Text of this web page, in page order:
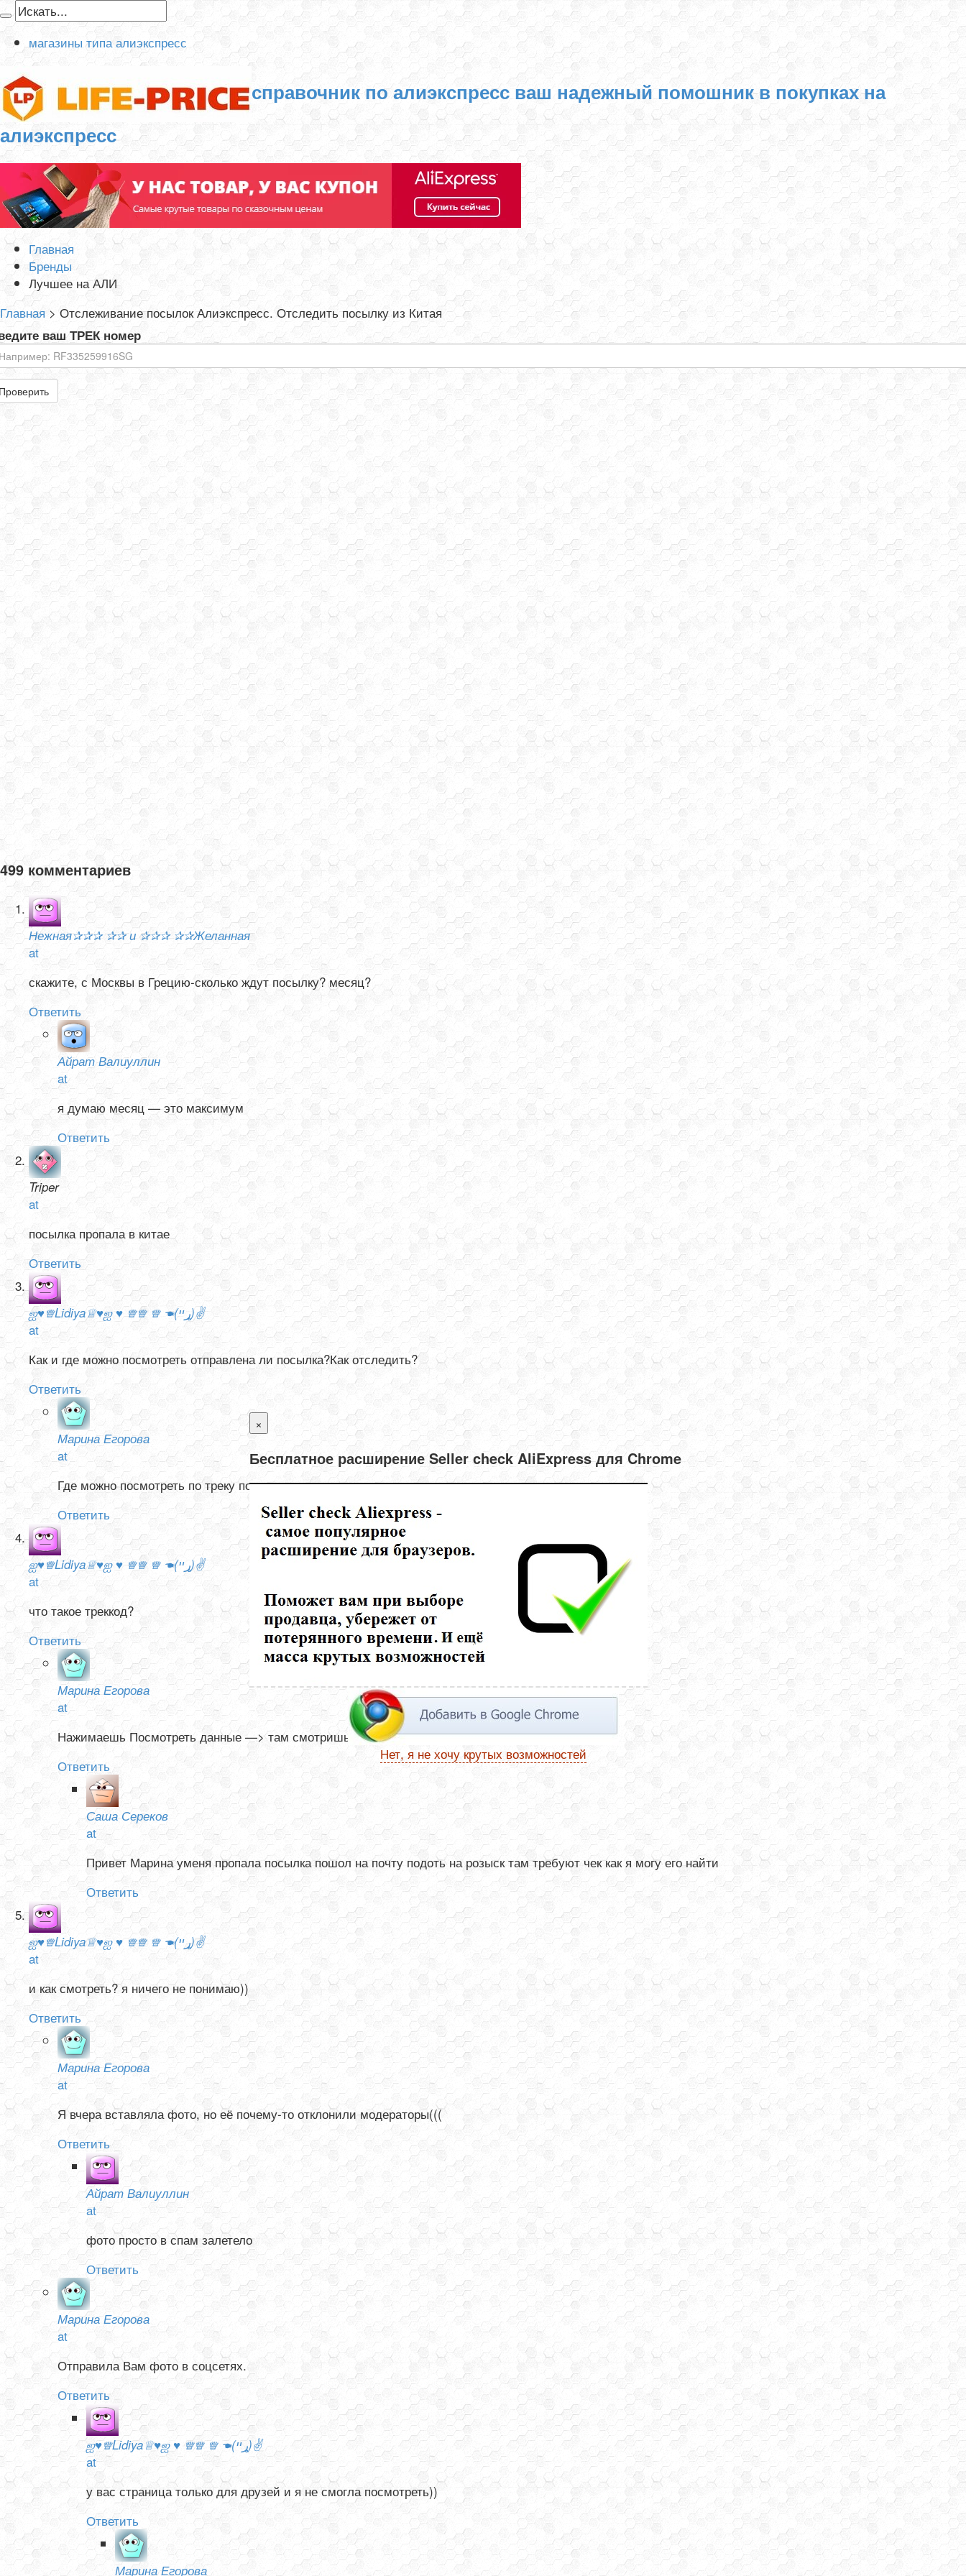
магазины типа алиэкспресс
справочник по алиэкспресс ваш надежный помошник в покупках на
алиэкспресс
Главная
Бренды
Лучшее на АЛИ
Главная > Отслеживание посылок Алиэкспресс. Отследить посылку из Китая
ваш ТРЕК номер
499 комментариев
Нежная✰✰✰ ✰✰ и ✰✰✰ ✰✰Желанная
at
скажите, с Москвы в Грецию-сколько ждут посылку? месяц?
Ответить
Айрат Валиуллин
at
я думаю месяц — это максимум
Ответить
Triper
at
посылка пропала в китае
Ответить
ஐ♥♕Lidiya♕♥ஐ ♥ ♕♕ ♕ ☚(ړײ)✌
at
Как и где можно посмотреть отправлена ли посылка?Как отследить?
Ответить
Марина Егорова
at
Где можно посмотреть по треку посылки.
Ответить
ஐ♥♕Lidiya♕♥ஐ ♥ ♕♕ ♕ ☚(ړײ)✌
at
что такое треккод?
Ответить
Марина Егорова
at
Нажимаешь Посмотреть данные —> там смотришь Номер отслеживания -это и есть треккод
Ответить
Саша Сереков
at
Привет Марина уменя пропала посылка пошол на почту подоть на розыск там требуют чек как я могу его найти
Ответить
ஐ♥♕Lidiya♕♥ஐ ♥ ♕♕ ♕ ☚(ړײ)✌
at
и как смотреть? я ничего не понимаю))
Ответить
Марина Егорова
at
Я вчера вставляла фото, но её почему-то отклонили модераторы(((
Ответить
Айрат Валиуллин
at
фото просто в спам залетело
Ответить
Марина Егорова
at
Отправила Вам фото в соцсетях.
Ответить
ஐ♥♕Lidiya♕♥ஐ ♥ ♕♕ ♕ ☚(ړײ)✌
at
у вас страница только для друзей и я не смогла посмотреть))
Ответить
Марина Егорова
×
Бесплатное расширение Seller check AliExpress для Chrome
Нет, я не хочу крутых возможностей